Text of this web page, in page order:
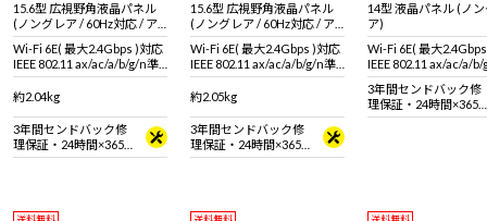
15.6型 広視野角液晶パネル
(ノングレア / 60Hz対応 / ア
スペクト比16:9)
Wi-Fi 6E( 最大2.4Gbps )対応
IEEE 802.11 ax/ac/a/b/g/n準
拠 ＋ Bluetooth 5内蔵
約2.04kg
3年間センドバック修
理保証・24時間×365
日電話サポート
15.6型 広視野角液晶パネル
(ノングレア / 60Hz対応 / ア
スペクト比16:9)
Wi-Fi 6E( 最大2.4Gbps )対応
IEEE 802.11 ax/ac/a/b/g/n準
拠 ＋ Bluetooth 5内蔵
約2.05kg
3年間センドバック修
理保証・24時間×365
日電話サポート
14型 液晶パネル (ノ
ア)
Wi-Fi 6E( 最大
IEEE 802.11 ax/ac/a/
拠 ＋ Bluetooth 5内蔵
3年間センドバック修
理保証・24時間×365
日電話サポート